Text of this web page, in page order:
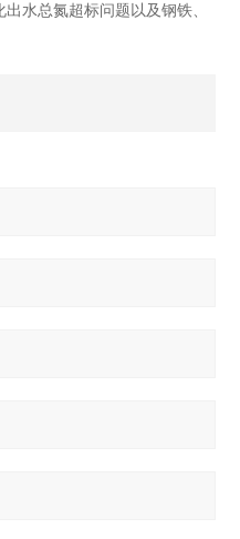
水总氮超标问题以及钢铁、